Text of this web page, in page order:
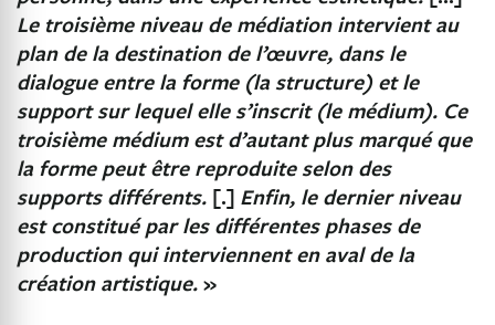
Le troisième niveau de médiation intervient au
plan de la destination de l’œuvre, dans le
dialogue entre la forme (la structure) et le
support sur lequel elle s’inscrit (le médium). Ce
troisième médium est d’autant plus marqué que
la forme peut être reproduite selon des
supports différents. [.] Enfin, le dernier niveau
est constitué par les différentes phases de
production qui interviennent en aval de la
création artistique.»